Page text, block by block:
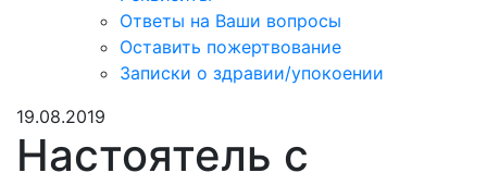
Ответы на Ваши вопросы
Оставить пожертвование
Записки о здравии/упокоении
19.08.2019
Настоятель с